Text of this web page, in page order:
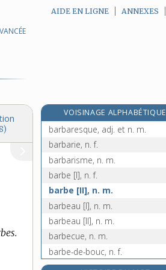
AIDE EN LIGNE ANNEXES
VOISINAGE ALPHABÉTIQUE
barbarement, adv.[7eédition]
barbaresque, adj. et n. m.
barbarie, n. f.
barbarisme, n. m.
barbe [I], n. f.
barbe [II], n. m.
barbeau [I], n. m.
barbeau [II], n. m.
barbecue, n. m.
barbe-de-bouc, n. f.
barbe-de-capucin, n. f.